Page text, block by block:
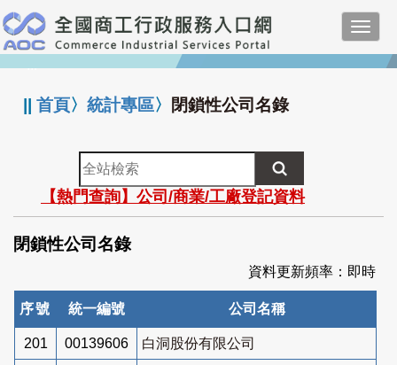
跳
到
主
要
:::
||首頁〉統計專區〉 閉鎖性公司名錄
全
站
檢
索
【熱門查詢】公司/商業/工廠登記資料
閉鎖性公司名錄
資料更新頻率：即時
序號 統一編號 公司名稱
201 00139606 白洞股份有限公司